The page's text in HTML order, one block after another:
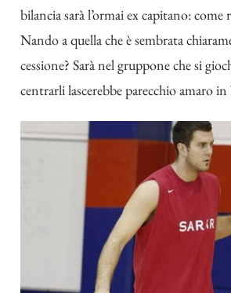
bilancia sarà l’ormai ex capitano:
Nando a quella che è sembrata
cessione? Sarà nel gruppone che si
centrarli lascerebbe parecchio amaro in